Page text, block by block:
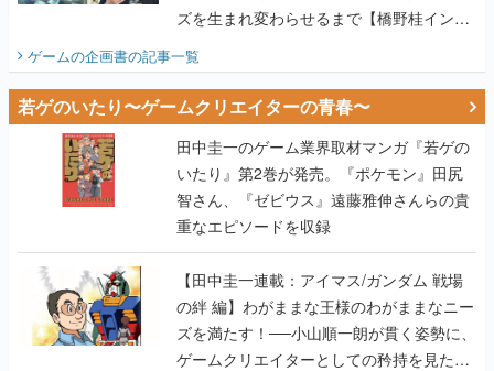
ズを生まれ変わらせるまで【橋野桂インタ
ゲームの企画書の記事一覧
若ゲのいたり〜ゲームクリエイターの青春〜
田中圭一のゲーム業界取材マンガ『若ゲの
いたり』第2巻が発売。『ポケモン』田尻
智さん、『ゼビウス』遠藤雅伸さんらの貴
重なエピソードを収録
【田中圭一連載：アイマス/ガンダム 戦場
の絆 編】わがままな王様のわがままなニー
ズを満たす！──小山順一朗が貫く姿勢に、
ゲームクリエイターとしての矜持を見た